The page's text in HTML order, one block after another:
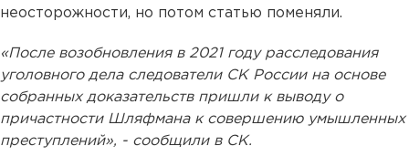
неосторожности, но потом статью поменяли.
«После возобновления в 2021 году расследования
уголовного дела следователи СК России на основе
собранных доказательств пришли к выводу о
причастности Шляфмана к совершению умышленных
преступлений», - сообщили в СК.